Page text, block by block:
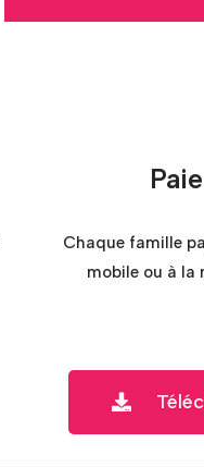
Chaque famille
mobile ou à la